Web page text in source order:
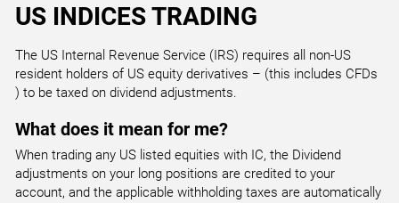
UK100
UK 100 Index
All Accounts
US30
US Wall Street 30 Index
US INDICES TRADING
The US Internal Revenue Service (IRS) requires all non-US
resident holders of US equity derivatives – (this includes CFDs
) to be taxed on dividend adjustments.
What does it mean for me?
When trading any US listed equities with IC, the Dividend
adjustments on your long positions are credited to your
account, and the applicable withholding taxes are automatically